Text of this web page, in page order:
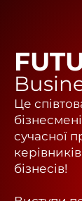
Це
сучасної
бізнесів!